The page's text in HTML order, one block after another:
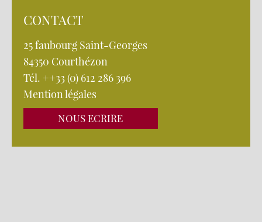
CONTACT
25 faubourg Saint-Georges
84350 Courthézon
Tél. ++33 (0) 612 286 396
Mention légales
NOUS ECRIRE